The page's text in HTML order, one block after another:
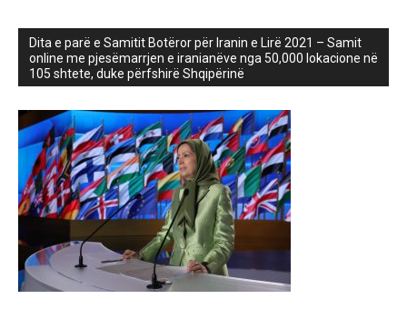
Dita e parë e Samitit Botëror për Iranin e Lirë 2021 – Samit
online me pjesëmarrjen e iranianëve nga 50,000 lokacione në
105 shtete, duke përfshirë Shqipërinë